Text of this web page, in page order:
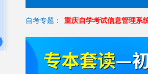
自考专题： 重庆自学考试信息管理系